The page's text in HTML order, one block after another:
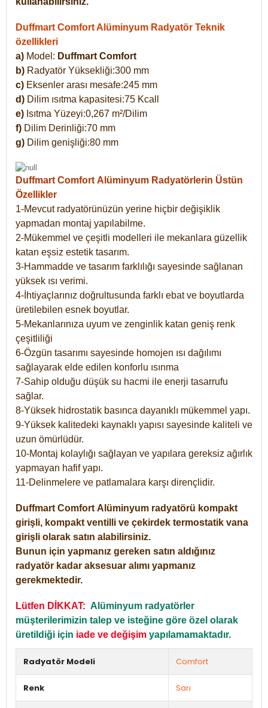
Duffmart Comfort Alüminyum Radyatör Teknik
özellikleri
a) Model: Duffmart Comfort
b) Radyatör Yüksekliği:300 mm
c) Eksenler arası mesafe:245 mm
d) Dilim ısıtma kapasitesi:75 Kcall
e) Isıtma Yüzeyi:0,267 m²/Dilim
f) Dilim Derinliği:70 mm
g) Dilim genişliği:80 mm
Duffmart Comfort Alüminyum Radyatörlerin Üstün
Özellikler
1-Mevcut radyatörünüzün yerine hiçbir değişiklik
yapmadan montaj yapılabilme.
2-Mükemmel ve çeşitli modelleri ile mekanlara güzellik
katan eşsiz estetik tasarım.
3-Hammadde ve tasarım farklılığı sayesinde sağlanan
yüksek ısı verimi.
4-İhtiyaçlarınız doğrultusunda farklı ebat ve boyutlarda
üretilebilen esnek boyutlar.
5-Mekanlarınıza uyum ve zenginlik katan geniş renk
çeşitliliği
6-Özgün tasarımı sayesinde homojen ısı dağılımı
sağlayarak elde edilen konforlu ısınma
7-Sahip olduğu düşük su hacmi ile enerji tasarrufu
sağlar.
8-Yüksek hidrostatik basınca dayanıklı mükemmel yapı.
9-Yüksek kalitedeki kaynaklı yapısı sayesinde kaliteli ve
uzun ömürlüdür.
10-Montaj kolaylığı sağlayan ve yapılara gereksiz ağırlık
yapmayan hafif yapı.
11-Delinmelere ve patlamalara karşı dirençlidir.
Duffmart Comfort Alüminyum radyatörü kompakt
girişli, kompakt ventilli ve çekirdek termostatik vana
girişli olarak satın alabilirsiniz.
Bunun için yapmanız gereken satın aldığınız
radyatör kadar aksesuar alımı yapmanız
gerekmektedir.
Lütfen DİKKAT: Alüminyum radyatörler
müşterilerimizin talep ve isteğine göre özel olarak
üretildiği için iade ve değişim yapılamamaktadır.
Radyatör Modeli Comfort
Renk Sarı